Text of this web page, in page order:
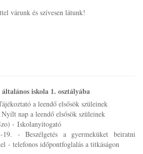
várunk és szívesen látunk!
iskola 1. osztályába
a leendő elsősök szüleinek
nap a leendő elsősök szüleinek
- Iskolanyitogató
- Beszélgetés a gyermeküket beiratni
- telefonos időpontfoglalás a titkáságon